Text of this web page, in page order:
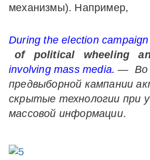
механизмы). Например,
During the election campaign
of
political wheeling
involving mass media. — Во
предвыборной кампании
скрытые технологии при
массовой информации.